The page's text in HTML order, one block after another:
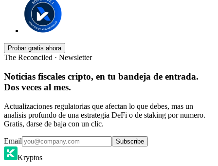
Probar gratis ahora
The Reconciled · Newsletter
Noticias fiscales cripto, en tu bandeja de entrada.
Dos veces al mes.
Actualizaciones regulatorias que afectan lo que debes, mas un
analisis profundo de una estrategia DeFi o de staking por numero.
Gratis, darse de baja con un clic.
Email Subscribe
Kryptos